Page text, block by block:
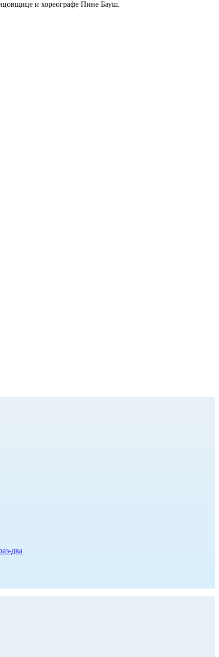
и хореографе Пине Бауш.
два